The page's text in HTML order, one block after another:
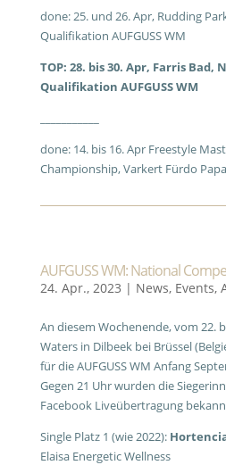
done: 25. und 26. Apr, Rudding
Qualifikation AUFGUSS WM
TOP: 28. bis 30. Apr, Farris Bad,
Qualifikation AUFGUSS WM
done: 14. bis 16. Apr Freestyle
Championship, Varkert Fürdo
AUFGUSS WM: National
24. Apr., 2023 | News, Events,
An diesem Wochenende, vom 22.
Waters in Dilbeek bei Brüssel
für die AUFGUSS WM Anfang
Gegen 21 Uhr wurden die
Facebook Liveübertragung
Single Platz 1 (wie 2022):
Elaisa Energetic Wellness